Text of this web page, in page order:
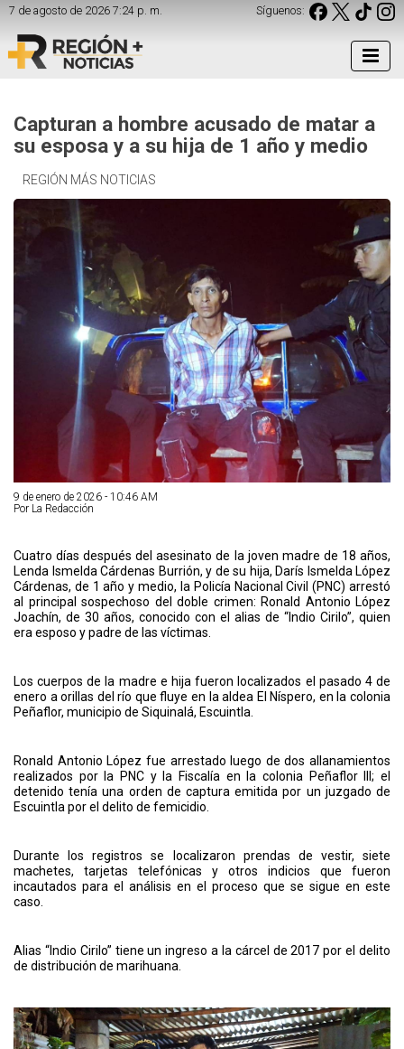
7 de agosto de 2026 7:24 p. m. Síguenos:
Capturan a hombre acusado de matar a
su esposa y a su hija de 1 año y medio
REGIÓN MÁS NOTICIAS
9 de enero de 2026 - 10:46 AM
Por La Redacción
Cuatro días después del asesinato de la joven madre de 18 años,
Lenda Ismelda Cárdenas Burrión, y de su hija, Darís Ismelda López
Cárdenas, de 1 año y medio, la Policía Nacional Civil (PNC) arrestó
al principal sospechoso del doble crimen: Ronald Antonio López
Joachín, de 30 años, conocido con el alias de “Indio Cirilo”, quien
era esposo y padre de las víctimas.
Los cuerpos de la madre e hija fueron localizados el pasado 4 de
enero a orillas del río que fluye en la aldea El Níspero, en la colonia
Peñaflor, municipio de Siquinalá, Escuintla.
Ronald Antonio López fue arrestado luego de dos allanamientos
realizados por la PNC y la Fiscalía en la colonia Peñaflor III; el
detenido tenía una orden de captura emitida por un juzgado de
Escuintla por el delito de femicidio.
Durante los registros se localizaron prendas de vestir, siete
machetes, tarjetas telefónicas y otros indicios que fueron
incautados para el análisis en el proceso que se sigue en este
caso.
Alias “Indio Cirilo” tiene un ingreso a la cárcel de 2017 por el delito
de distribución de marihuana.